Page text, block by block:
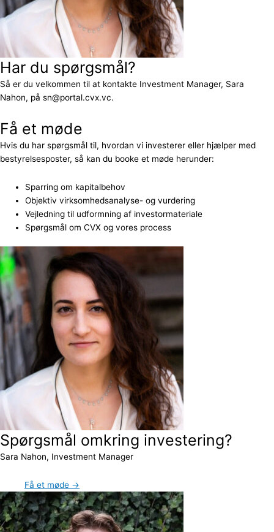
Har du spørgsmål?
Så er du velkommen til at kontakte Investment Manager, Sara
Nahon, på sn@portal.cvx.vc.
Få et møde
Hvis du har spørgsmål til, hvordan vi investerer eller hjælper med
bestyrelsesposter, så kan du booke et møde herunder:
Sparring om kapitalbehov
Objektiv virksomhedsanalyse- og vurdering
Vejledning til udformning af investormateriale
Spørgsmål om CVX og vores process
Spørgsmål omkring investering?
Sara Nahon, Investment Manager
Få et møde →